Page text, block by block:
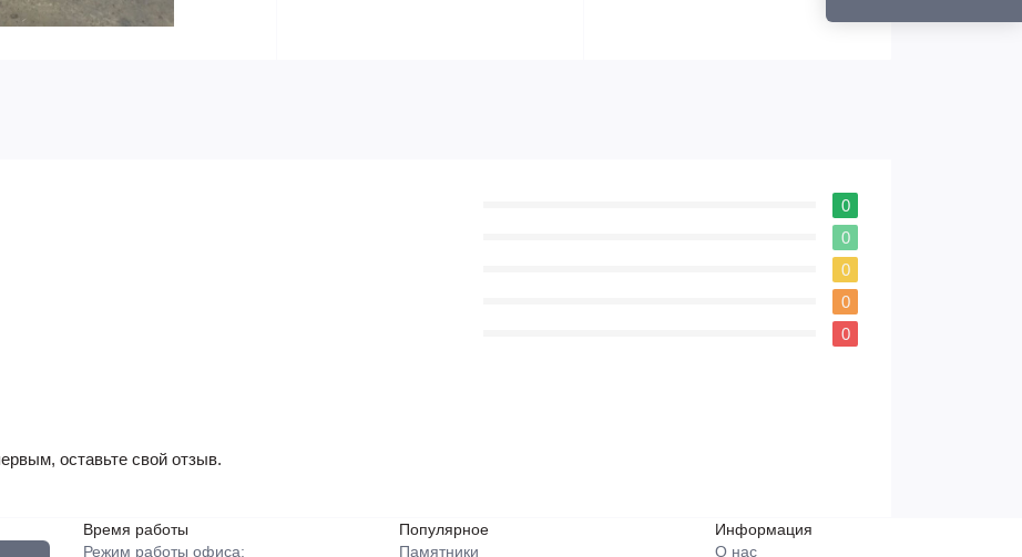
0
0
0
0
0
оставьте свой отзыв.
Время работы
Режим работы офиса:
Популярное
Памятники
Информация
О нас